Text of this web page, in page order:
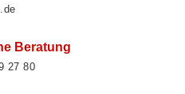
Beratung
27 80